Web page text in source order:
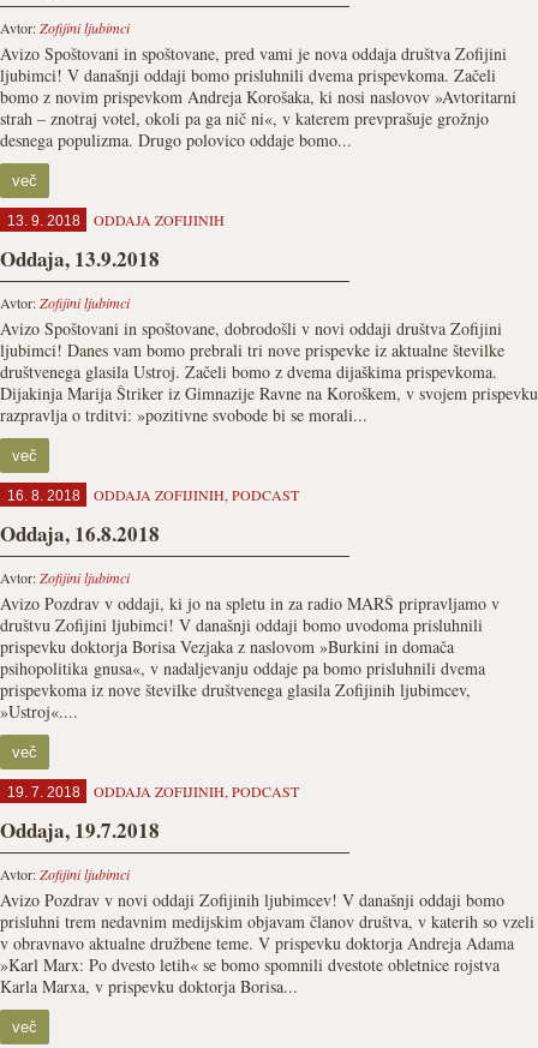
Avtor:Zofijini ljubimci
Avizo Spoštovani in spoštovane, pred vami je nova oddaja društva Zofijini
ljubimci! V današnji oddaji bomo prisluhnili dvema prispevkoma. Začeli
bomo z novim prispevkom Andreja Korošaka, ki nosi naslovov »Avtoritarni
strah – znotraj votel, okoli pa ga nič ni«, v katerem prevprašuje grožnjo
desnega populizma. Drugo polovico oddaje bomo...
več
13. 9. 2018 ODDAJA ZOFIJINIH
Oddaja, 13.9.2018
Avtor:Zofijini ljubimci
Avizo Spoštovani in spoštovane, dobrodošli v novi oddaji društva Zofijini
ljubimci! Danes vam bomo prebrali tri nove prispevke iz aktualne številke
društvenega glasila Ustroj. Začeli bomo z dvema dijaškima prispevkoma.
Dijakinja Marija Štriker iz Gimnazije Ravne na Koroškem, v svojem prispevku
razpravlja o trditvi: »pozitivne svobode bi se morali...
več
16. 8. 2018 ODDAJA ZOFIJINIH, PODCAST
Oddaja, 16.8.2018
Avtor:Zofijini ljubimci
Avizo Pozdrav v oddaji, ki jo na spletu in za radio MARŠ pripravljamo v
društvu Zofijini ljubimci! V današnji oddaji bomo uvodoma prisluhnili
prispevku doktorja Borisa Vezjaka z naslovom »Burkini in domača
psihopolitika gnusa«, v nadaljevanju oddaje pa bomo prisluhnili dvema
prispevkoma iz nove številke društvenega glasila Zofijinih ljubimcev,
»Ustroj«....
več
19. 7. 2018 ODDAJA ZOFIJINIH, PODCAST
Oddaja, 19.7.2018
Avtor:Zofijini ljubimci
Avizo Pozdrav v novi oddaji Zofijinih ljubimcev! V današnji oddaji bomo
prisluhni trem nedavnim medijskim objavam članov društva, v katerih so vzeli
v obravnavo aktualne družbene teme. V prispevku doktorja Andreja Adama
»Karl Marx: Po dvesto letih« se bomo spomnili dvestote obletnice rojstva
Karla Marxa, v prispevku doktorja Borisa...
več